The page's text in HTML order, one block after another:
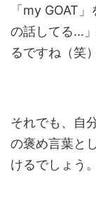
「my GOAT
の話してる...
るですね（笑）
それでも、自
の褒め言葉と
けるでしょう。